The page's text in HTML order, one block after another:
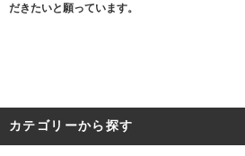
だきたいと願っています。
カテゴリーから探す